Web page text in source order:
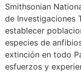
Smithsonian
de Investigaciones
establecer
especies de
extinción en todo
esfuerzos y